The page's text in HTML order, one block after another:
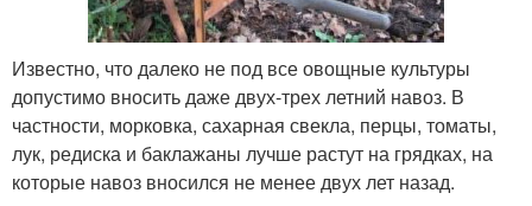
Известно, что далеко не под все овощные культуры
допустимо вносить даже двух-трех летний навоз. В
частности, морковка, сахарная свекла, перцы, томаты,
лук, редиска и баклажаны лучше растут на грядках, на
которые навоз вносился не менее двух лет назад.